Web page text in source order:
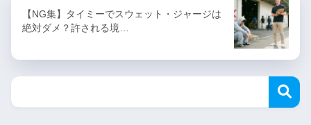
【NG集】タイミーでスウェット・ジャージは
絶対ダメ？許される境…